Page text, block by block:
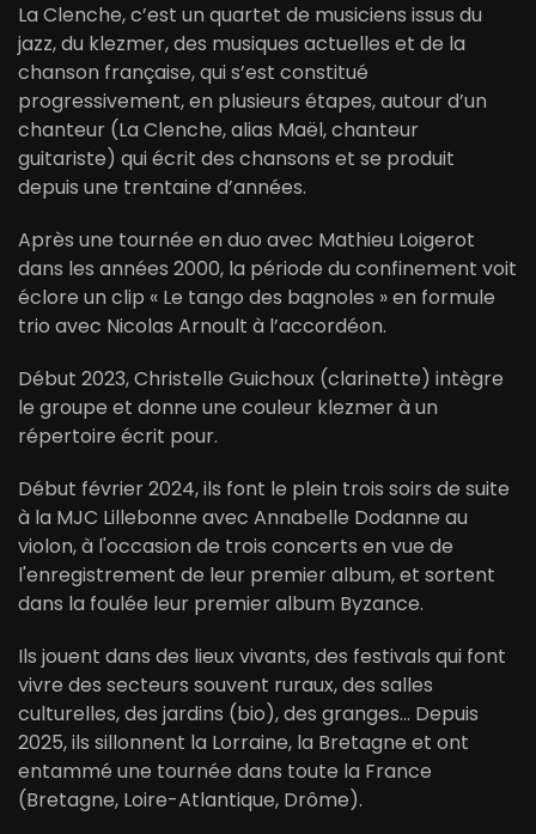
La Clenche, c’est un quartet de musiciens issus du
jazz, du klezmer, des musiques actuelles et de la
chanson française, qui s’est constitué
progressivement, en plusieurs étapes, autour d’un
chanteur (La Clenche, alias Maël, chanteur
guitariste) qui écrit des chansons et se produit
depuis une trentaine d’années.
Après une tournée en duo avec Mathieu Loigerot
dans les années 2000, la période du confinement voit
éclore un clip « Le tango des bagnoles » en formule
trio avec Nicolas Arnoult à l’accordéon.
Début 2023, Christelle Guichoux (clarinette) intègre
le groupe et donne une couleur klezmer à un
répertoire écrit pour.
Début février 2024, ils font le plein trois soirs de suite
à la MJC Lillebonne avec Annabelle Dodanne au
violon, à l'occasion de trois concerts en vue de
l'enregistrement de leur premier album, et sortent
dans la foulée leur premier album Byzance.
Ils jouent dans des lieux vivants, des festivals qui font
vivre des secteurs souvent ruraux, des salles
culturelles, des jardins (bio), des granges... Depuis
2025, ils sillonnent la Lorraine, la Bretagne et ont
entammé une tournée dans toute la France
(Bretagne, Loire-Atlantique, Drôme).